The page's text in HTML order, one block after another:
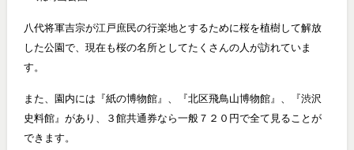
八代将軍吉宗が江戸庶民の行楽地とするために桜を植樹して解放
した公園で、現在も桜の名所としてたくさんの人が訪れていま
す。
また、園内には『紙の博物館』、『北区飛鳥山博物館』、『渋沢
史料館』があり、３館共通券なら一般７２０円で全て見ることが
できます。